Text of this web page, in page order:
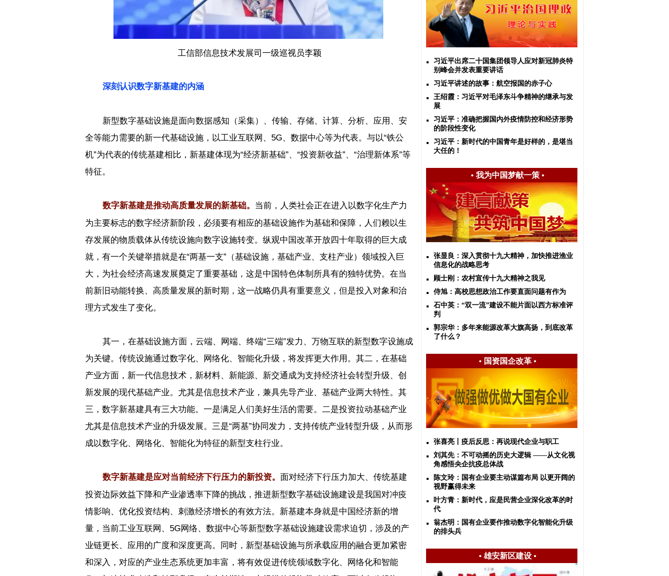
工信部信息技术发展司一级巡视员李颖
深刻认识数字新基建的内涵
新型数字基础设施是面向数据感知（采集）、传输、存储、计算、分析、应用、安
全等能力需要的新一代基础设施，以工业互联网、 5G、数据中心等为代表。与以“铁公
机”为代表的传统基建相比，新基建体现为“经济新基础”、 “投资新收益”、 “治理新体系”等
特征。
数字新基建是推动高质量发展的新基础。 当前，人类社会正在进入以数字化生产力
为主要标志的数字经济新阶段，必须要有相应的基础设施作为基础和保障，人们赖以生
存发展的物质载体从传统设施向数字设施转变。纵观中国改革开放四十年取得的巨大成
就，有一个关键举措就是在“两基一支” （基础设施，基础产业、支柱产业）领域投入巨
大，为社会经济高速发展奠定了重要基础，这是中国特色体制所具有的独特优势。在当
前新旧动能转换、高质量发展的新时期，这一战略仍具有重要意义，但是投入对象和治
理方式发生了变化。
其一，在基础设施方面，云端、网端、终端“三端”发力、万物互联的新型数字设施成
为关键。传统设施通过数字化、网络化、智能化升级，将发挥更大作用。其二，在基础
产业方面，新一代信息技术，新材料、新能源、新交通成为支持经济社会转型升级、创
新发展的现代基础产业。尤其是信息技术产业，兼具先导产业、基础产业两大特性。其
三，数字新基建具有三大功能。一是满足人们美好生活的需要。二是投资拉动基础产业
尤其是信息技术产业的升级发展。三是“两基”协同发力，支持传统产业转型升级，从而形
成以数字化、网络化、智能化为特征的新型支柱行业。
数字新基建是应对当前经济下行压力的新投资。 面对经济下行压力加大、传统基建
投资边际效益下降和产业渗透率下降的挑战，推进新型数字基础设施建设是我国对冲疫
情影响、优化投资结构、刺激经济增长的有效方法。新基建本身就是中国经济新的增
量，当前工业互联网、 5G网络、数据中心等新型数字基础设施建设需求迫切，涉及的产
业链更长、应用的广度和深度更高。同时，新型基础设施与所承载应用的融合更加紧密
和深入，对应的产业生态系统更加丰富，将有效促进传统领域数字化、网络化和智能
习近平出席二十国集团领导人应对新冠肺炎特
别峰会并发表重要讲话
习近平讲述的故事：航空报国的赤子心
王绍霞：习近平对毛泽东斗争精神的继承与发
展
习近平：准确把握国内外疫情防控和经济形势
的阶段性变化
习近平：新时代的中国青年是好样的，是堪当
大任的！
• 我为中国梦献一策•
张显良：深入贯彻十九大精神，加快推进渔业
信息化的战略思考
顾士刚：农村宣传十九大精神之我见
侍旭：高校思想政治工作要直面问题有作为
石中英：“双一流”建设不能片面以西方标准评
判
郭宗华：多年来能源改革大旗高扬，到底改革
了什么？
• 国资国企改革•
张喜亮丨疫后反思：再说现代企业与职工
刘其先：不可动摇的历史大逻辑 ——从文化视
角感悟央企抗疫总体战
陈文玲：国有企业要主动谋篇布局 以更开阔的
视野赢得未来
叶方青：新时代，应是民营企业深化改革的时
代
翁杰明：国有企业要作推动数字化智能化升级
的排头兵
• 雄安新区建设•